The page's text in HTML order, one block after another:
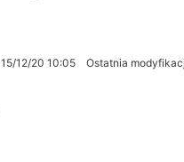
15/12/20 10:05 Ostatnia